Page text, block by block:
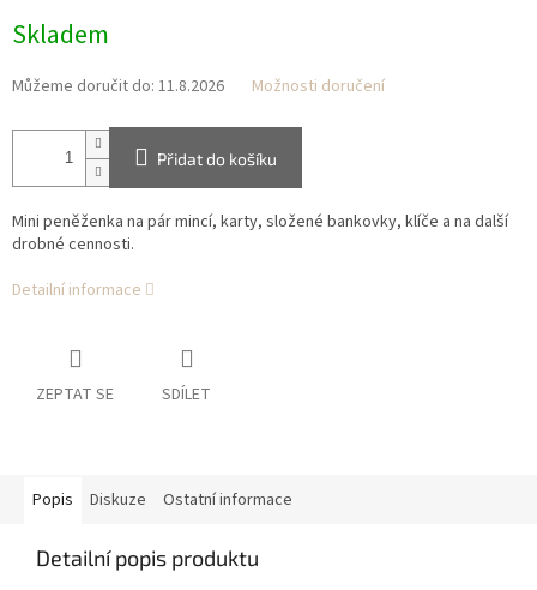
cena:
Skladem
Můžeme doručit do: 11.8.2026 Možnosti doručení
Přidat do košíku
Mini peněženka na pár mincí, karty, složené bankovky, klíče a na další
drobné cennosti.
Detailní informace
ZEPTAT SE SDÍLET
Popis Diskuze Ostatní informace
Detailní popis produktu